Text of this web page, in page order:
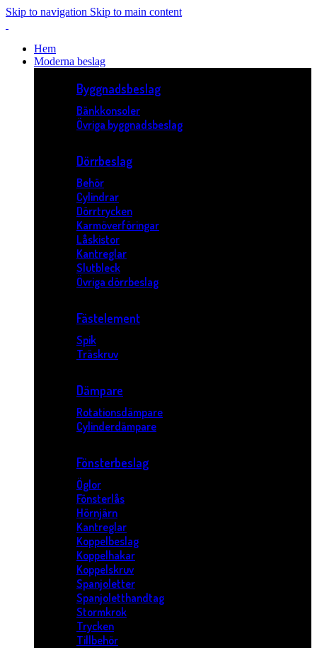
Skip to navigation Skip to main content
Hem
Moderna beslag
Byggnadsbeslag
Bänkkonsoler
Övriga byggnadsbeslag
Dörrbeslag
Behör
Cylindrar
Dörrtrycken
Karmöverföringar
Låskistor
Kantreglar
Slutbleck
Övriga dörrbeslag
Fästelement
Spik
Träskruv
Dämpare
Rotationsdämpare
Cylinderdämpare
Fönsterbeslag
Öglor
Fönsterlås
Hörnjärn
Kantreglar
Koppelbeslag
Koppelhakar
Koppelskruv
Spanjoletter
Spanjoletthandtag
Stormkrok
Trycken
Tillbehör